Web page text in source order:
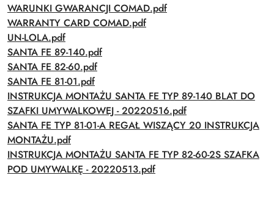
WARUNKI GWARANCJI COMAD.pdf
WARRANTY CARD COMAD.pdf
UN-LOLA.pdf
SANTA FE 89-140.pdf
SANTA FE 82-60.pdf
SANTA FE 81-01.pdf
INSTRUKCJA MONTAŻU SANTA FE TYP 89-140 BLAT DO
SZAFKI UMYWALKOWEJ - 20220516.pdf
SANTA FE TYP 81-01-A REGAŁ WISZĄCY 20 INSTRUKCJA
MONTAŻU.pdf
INSTRUKCJA MONTAŻU SANTA FE TYP 82-60-2S SZAFKA
POD UMYWALKĘ - 20220513.pdf